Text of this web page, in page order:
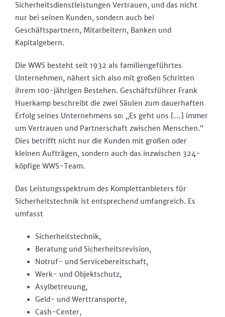
Sicherheitsdienstleistungen Vertrauen, und das nicht
nur bei seinen Kunden, sondern auch bei
Geschäftspartnern, Mitarbeitern, Banken und
Kapitalgebern.
Die WWS besteht seit 1932 als familiengeführtes
Unternehmen, nähert sich also mit großen Schritten
ihrem 100-jährigen Bestehen. Geschäftsführer Frank
Huerkamp beschreibt die zwei Säulen zum dauerhaften
Erfolg seines Unternehmens so: „Es geht uns […] immer
um Vertrauen und Partnerschaft zwischen Menschen.“
Dies betrifft nicht nur die Kunden mit großen oder
kleinen Aufträgen, sondern auch das inzwischen 324-
köpfige WWS-Team.
Das Leistungsspektrum des Komplettanbieters für
Sicherheitstechnik ist entsprechend umfangreich. Es
umfasst
Sicherheitstechnik,
Beratung und Sicherheitsrevision,
Notruf- und Servicebereitschaft,
Werk- und Objektschutz,
Asylbetreuung,
Geld- und Werttransporte,
Cash-Center,